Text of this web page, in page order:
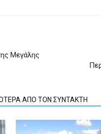
Μεγάλης
ΑΠΟ ΤΟΝ ΣΥΝΤΑΚΤΗ